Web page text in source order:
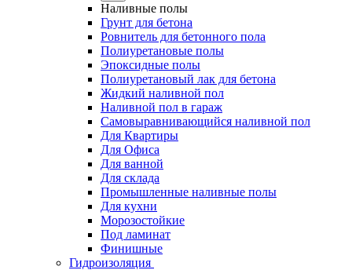
Наливные полы
Грунт для бетона
Ровнитель для бетонного пола
Полиуретановые полы
Эпоксидные полы
Полиуретановый лак для бетона
Жидкий наливной пол
Наливной пол в гараж
Самовыравнивающийся наливной пол
Для Квартиры
Для Офиса
Для ванной
Для склада
Промышленные наливные полы
Для кухни
Морозостойкие
Под ламинат
Финишные
Гидроизоляция